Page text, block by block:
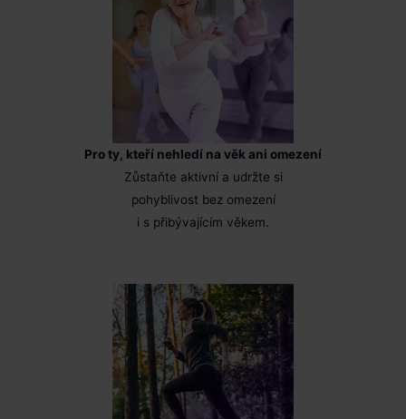
Pro ty, kteří nehledí na věk ani omezení
Zůstaňte aktivní a udržte si
pohyblivost bez omezení
i s přibývajícím věkem.